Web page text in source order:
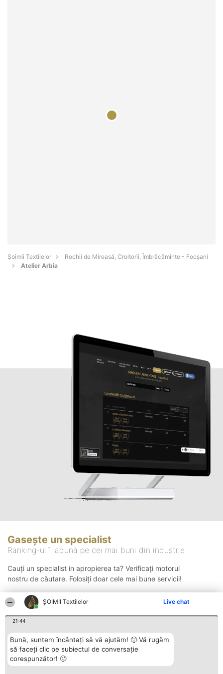
ȘOIMII Textilelor Live chat
21:44
Bună, suntem încântați să vă ajutăm! 🙂 Vă rugăm
să faceți clic pe subiectul de conversație
corespunzător! 🙂
Șoimii Textilelor
Rochii de Mireasă, Croitorii, Îmbrăcăminte - Focşani
Atelier Arbia
Gasește un specialist
Ranking-ul îi adună pe cei mai buni din industrie
Cauți un specialist in apropierea ta? Verificați motorul
nostru de căutare. Folosiți doar cele mai bune servicii!